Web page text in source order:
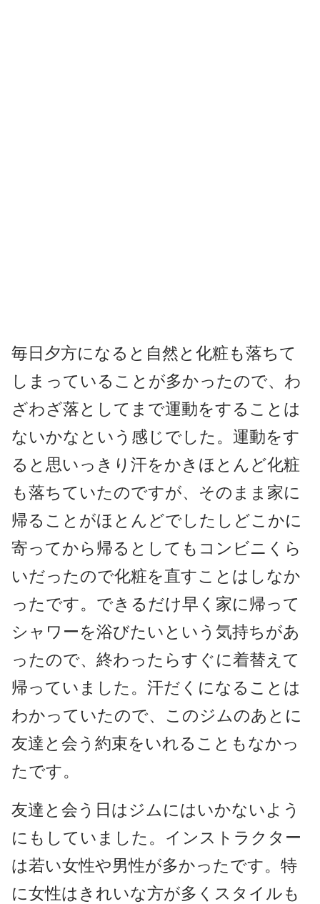
毎日夕方になると自然と化粧も落ちて
しまっていることが多かったので、わ
ざわざ落としてまで運動をすることは
ないかなという感じでした。運動をす
ると思いっきり汗をかきほとんど化粧
も落ちていたのですが、そのまま家に
帰ることがほとんどでしたしどこかに
寄ってから帰るとしてもコンビニくら
いだったので化粧を直すことはしなか
ったです。できるだけ早く家に帰って
シャワーを浴びたいという気持ちがあ
ったので、終わったらすぐに着替えて
帰っていました。汗だくになることは
わかっていたので、このジムのあとに
友達と会う約束をいれることもなかっ
たです。
友達と会う日はジムにはいかないよう
にもしていました。インストラクター
は若い女性や男性が多かったです。特
に女性はきれいな方が多くスタイルも